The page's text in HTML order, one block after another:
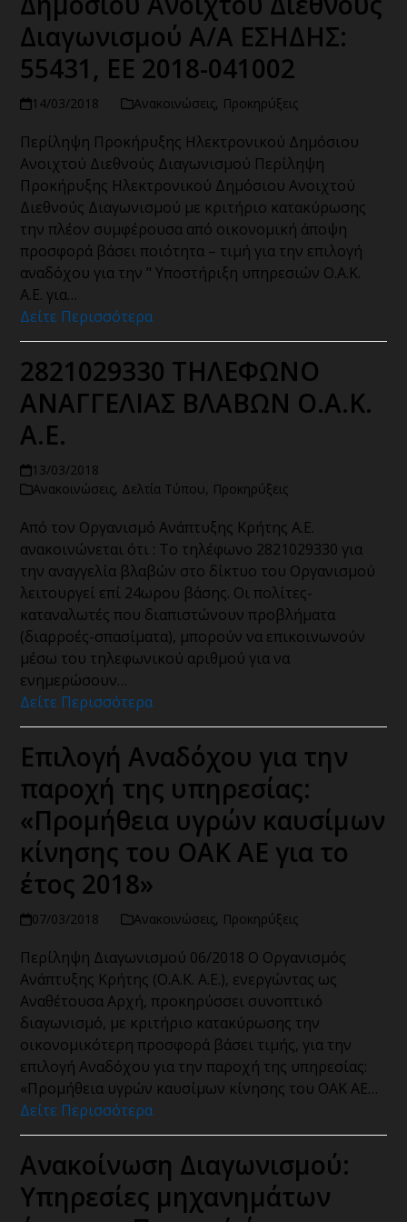
Διαγωνισμού Α/Α ΕΣΗΔΗΣ:
55431, ΕΕ 2018-041002
14/03/2018 Ανακοινώσεις, Προκηρύξεις
Περίληψη Προκήρυξης Ηλεκτρονικού Δημόσιου
Ανοιχτού Διεθνούς Διαγωνισμού Περίληψη
Προκήρυξης Ηλεκτρονικού Δημόσιου Ανοιχτού
Διεθνούς Διαγωνισμού με κριτήριο κατακύρωσης
την πλέον συμφέρουσα από οικονομική άποψη
προσφορά βάσει ποιότητα – τιμή για την επιλογή
αναδόχου για την " Υποστήριξη υπηρεσιών Ο.Α.Κ.
Α.Ε. για…
Δείτε Περισσότερα
2821029330 ΤΗΛΕΦΩΝΟ
ΑΝΑΓΓΕΛΙΑΣ ΒΛΑΒΩΝ Ο.Α.Κ.
Α.Ε.
13/03/2018
Ανακοινώσεις, Δελτία Τύπου, Προκηρύξεις
Από τον Οργανισμό Ανάπτυξης Κρήτης Α.Ε.
ανακοινώνεται ότι : Το τηλέφωνο 2821029330 για
την αναγγελία βλαβών στο δίκτυο του Οργανισμού
λειτουργεί επί 24ωρου βάσης. Οι πολίτες-
καταναλωτές που διαπιστώνουν προβλήματα
(διαρροές-σπασίματα), μπορούν να επικοινωνούν
μέσω του τηλεφωνικού αριθμού για να
ενημερώσουν…
Δείτε Περισσότερα
Επιλογή Αναδόχου για την
παροχή της υπηρεσίας:
«Προμήθεια υγρών καυσίμων
κίνησης του ΟΑΚ ΑΕ για το
έτος 2018»
07/03/2018 Ανακοινώσεις, Προκηρύξεις
Περίληψη Διαγωνισμού 06/2018 Ο Οργανισμός
Ανάπτυξης Κρήτης (Ο.Α.Κ. Α.Ε.), ενεργώντας ως
Αναθέτουσα Αρχή, προκηρύσσει συνοπτικό
διαγωνισμό, με κριτήριο κατακύρωσης την
οικονομικότερη προσφορά βάσει τιμής, για την
επιλογή Αναδόχου για την παροχή της υπηρεσίας:
«Προμήθεια υγρών καυσίμων κίνησης του ΟΑΚ ΑΕ…
Δείτε Περισσότερα
Ανακοίνωση Διαγωνισμού:
Υπηρεσίες μηχανημάτων